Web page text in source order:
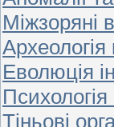
Міжзоряні
Еволюція
Психологія
Тіньові